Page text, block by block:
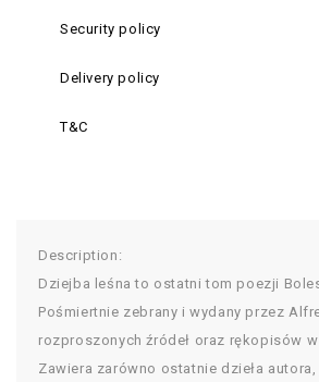
Security policy
Delivery policy
T&C
Description:
Dziejba leśna to ostatni tom poezji
Pośmiertnie zebrany i wydany przez
rozproszonych źródeł oraz rękopisów w
Zawiera zarówno ostatnie dzieła